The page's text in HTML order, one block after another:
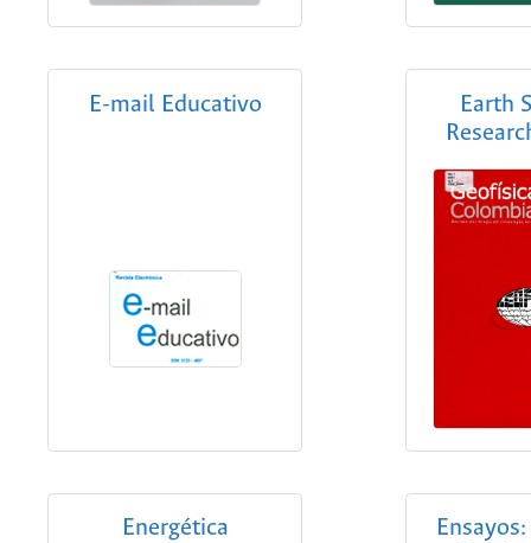
E-mail Educativo
Earth
Energética